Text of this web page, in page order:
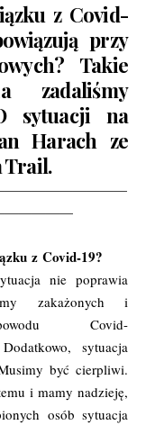
z Covid-
przy
Takie
zadaliśmy
sytuacji na
Harach ze
Trail.
z Covid-19?
nie poprawia
zakażonych i
Covid-
sytuacja
być cierpliwi.
i mamy nadzieję,
osób sytuacja